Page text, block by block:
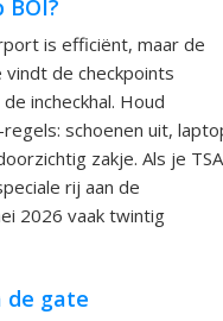
is efficiënt, maar de
vindt de checkpoints
incheckhal. Houd
schoenen uit,
zakje. Als je TSA
rij aan de
2026 vaak twintig
de gate